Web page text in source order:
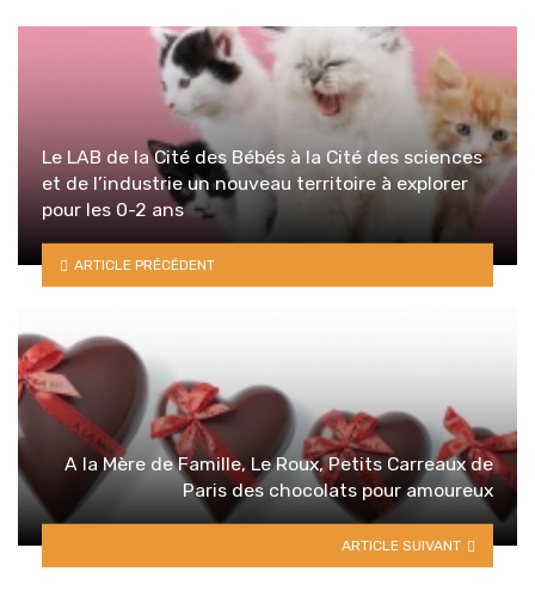
Le LAB de la Cité des Bébés à la Cité des sciences
et de l’industrie un nouveau territoire à explorer
pour les 0-2 ans
ARTICLE PRÉCÉDENT
A la Mère de Famille, Le Roux, Petits Carreaux de
Paris des chocolats pour amoureux
ARTICLE SUIVANT